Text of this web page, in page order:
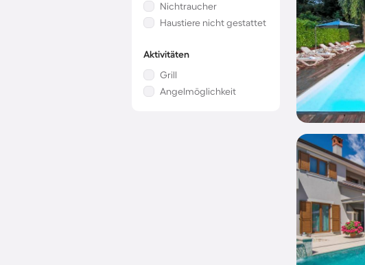
Nichtraucher
Haustiere nicht gestattet
Aktivitäten
Grill
Angelmöglichkeit